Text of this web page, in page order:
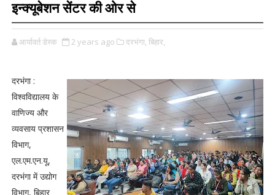
इन्क्यूबेशन सेंटर की ओर से
आर्यावर्त डेस्क 2 years ago दरभंगा, बिहार,
दरभंगा :
विश्वविद्यालय के
वाणिज्य और
व्यवसाय प्रशासन
विभाग,
एल.एम.एन.यू,
दरभंगा में उद्योग
विभाग, बिहार